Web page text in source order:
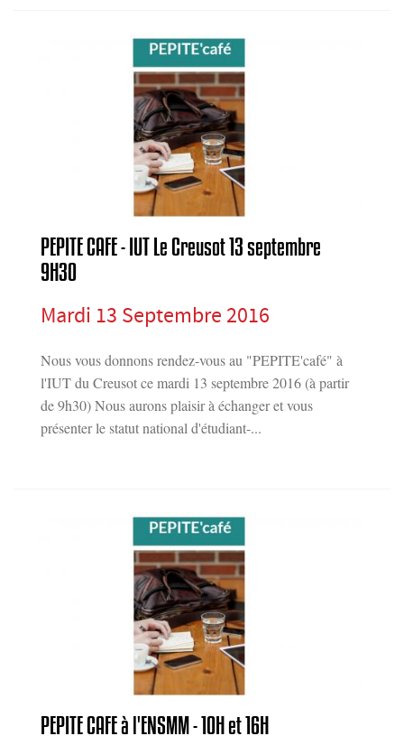
PEPITE CAFE - IUT Le Creusot 13 septembre
9H30
Mardi 13 Septembre 2016
Nous vous donnons rendez-vous au "PEPITE'café" à
l'IUT du Creusot ce mardi 13 septembre 2016 (à partir
de 9h30) Nous aurons plaisir à échanger et vous
présenter le statut national d'étudiant-...
PEPITE CAFE à l'ENSMM - 10H et 16H